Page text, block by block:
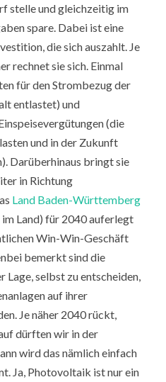
stelle und gleichzeitig im
spare. Dabei ist eine
die sich auszahlt. Je
rechnet sie sich. Einmal
für den Strombezug der
entlastet) und
(die
und in der Zukunft
Darüberhinaus bringt sie
in Richtung
Land Baden-Württemberg
Land) für 2040 auferlegt
Win-Win-Geschäft
bemerkt sind die
Lage, selbst zu entscheiden,
auf ihrer
Je näher 2040 rückt,
dürften wir in der
wird das nämlich einfach
Ja, Photovoltaik ist nur ein